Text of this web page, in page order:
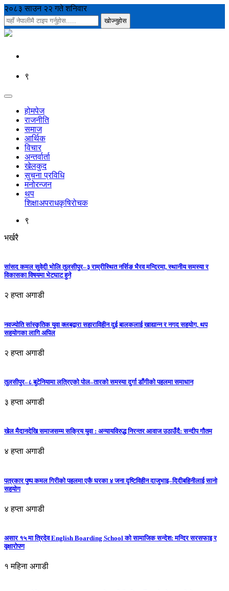
२०८३ साउन २२ गते शनिवार
९
होमपेज
राजनीति
समाज
आर्थिक
विचार
अन्तर्वार्ता
खेलकुद
सुचना प्रविधि
मनोरन्जन
थप
शिक्षाअपराधकृषिरोचक
९
भर्खरै
सांसद कमल सुवेदी भोलि तुलसीपुर–३ राम्रीस्थित नर्सिङ भैरव मन्दिरमा, स्थानीय समस्या र
विकासका विषयमा भेटघाट हुने
२ हप्ता अगाडी
नवज्योति सांस्कृतिक युवा क्लबद्वारा सहाराविहीन दुई बालकलाई खाद्यान्न र नगद सहयोग, थप
सहयोगका लागि अपिल
२ हप्ता अगाडी
तुलसीपुर–८ बुटेनियामा लत्रिएको पोल–तारको समस्या दुर्गा डाँगीको पहलमा समाधान
३ हप्ता अगाडी
खेल मैदानदेखि समाजसम्म सक्रिय युवा : अन्यायविरुद्ध निरन्तर आवाज उठाउँदै: सन्दीप गौतम
४ हप्ता अगाडी
पत्रकार पुष्प कमल गिरीको पहलमा एकै घरका ४ जना दृष्टिविहीन दाजुभाइ–दिदीबहिनीलाई सानो
सहयोग
४ हप्ता अगाडी
असार १५ मा त्रिदेव English Boarding School को सामाजिक सन्देश: मन्दिर सरसफाइ र
वृक्षारोपण
१ महिना अगाडी